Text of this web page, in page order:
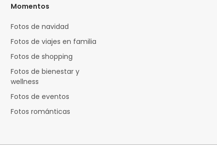
Momentos
Fotos de navidad
Fotos de viajes en familia
Fotos de shopping
Fotos de bienestar y
wellness
Fotos de eventos
Fotos románticas